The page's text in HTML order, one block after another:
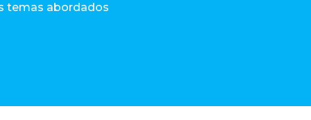
temas abordados